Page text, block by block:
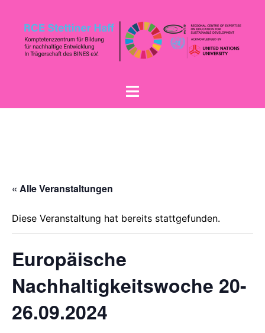
« Alle Veranstaltungen
Diese Veranstaltung hat bereits stattgefunden.
Europäische
Nachhaltigkeitswoche 20-
26.09.2024